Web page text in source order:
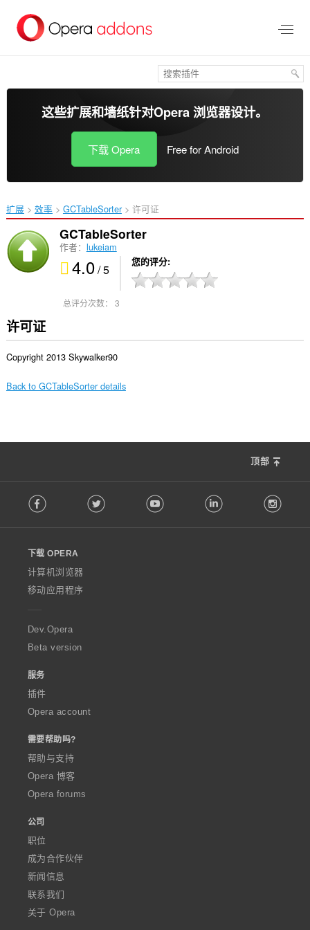
这些扩展和墙纸针对Opera 浏览器设计。
下载 Opera Free for Android
扩展 效率 GCTableSorter‎ 许可证
GCTableSorter
作者： lukeiam
4.0/ 5 您的评分
总评分次数： 3
许可证
Copyright 2013 Skywalker90
Back to GCTableSorter details
顶部
o
w
O
p
e
a
Facebook Twitter Youtube LinkedIn
下载 OPERA
计算机浏览器
移动应用程序
Dev.Opera
Beta version
服务
插件
Opera account
需要帮助吗?
帮助与支持
Opera 博客
Opera forums
公司
职位
成为合作伙伴
新闻信息
联系我们
关于 Opera